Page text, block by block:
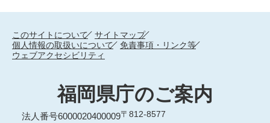
このサイトについて
サイトマップ
個人情報の取扱いについて
免責事項・リンク等
ウェブアクセシビリティ
福岡県庁のご案内
法人番号6000020400009〒812-8577